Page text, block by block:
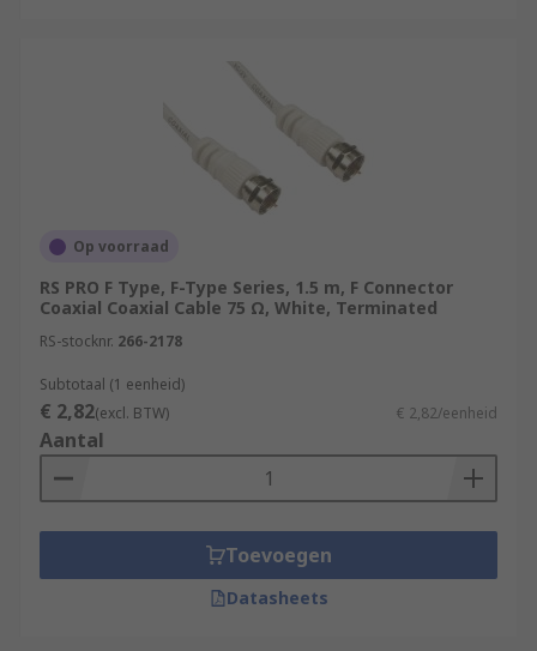
Op voorraad
RS PRO F Type, F-Type Series, 1.5 m, F Connector
Coaxial Coaxial Cable 75 Ω, White, Terminated
RS-stocknr. 266-2178
Subtotaal (1 eenheid)
€ 2,82(excl. BTW) € 2,82/eenheid
Aantal
Toevoegen
Datasheets